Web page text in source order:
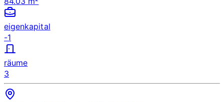
eigenkapital
-1
räume
3